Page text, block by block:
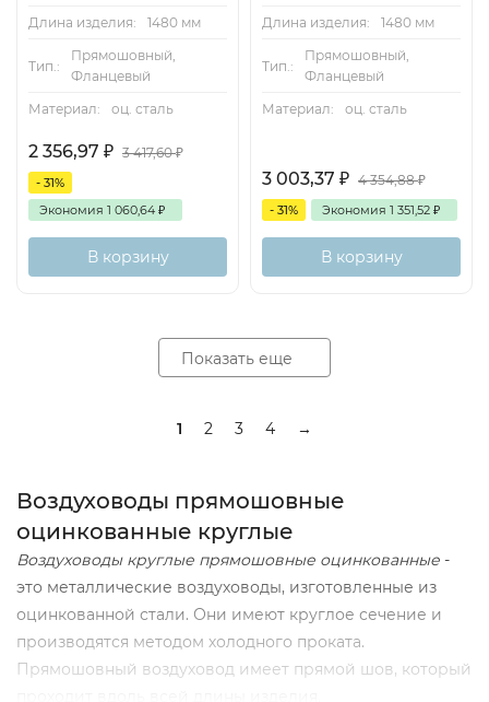
Длина изделия:
1480 мм
Тип.:
Прямошовный,
Фланцевый
Материал:
оц. сталь
2 356,97 ₽ 3 417,60₽
- 31%
Экономия 1 060,64 ₽
В корзину
Длина изделия:
1480 мм
Тип.:
Прямошовный,
Фланцевый
Материал:
оц. сталь
3 003,37 ₽ 4 354,88₽
- 31% Экономия 1 351,52 ₽
В корзину
Показать еще
1 2 3 4 →
Воздуховоды прямошовные
оцинкованные круглые
Воздуховоды круглые прямошовные оцинкованные -
это металлические воздуховоды, изготовленные из
оцинкованной стали. Они имеют круглое сечение и
производятся методом холодного проката.
Прямошовный воздуховод имеет прямой шов, который